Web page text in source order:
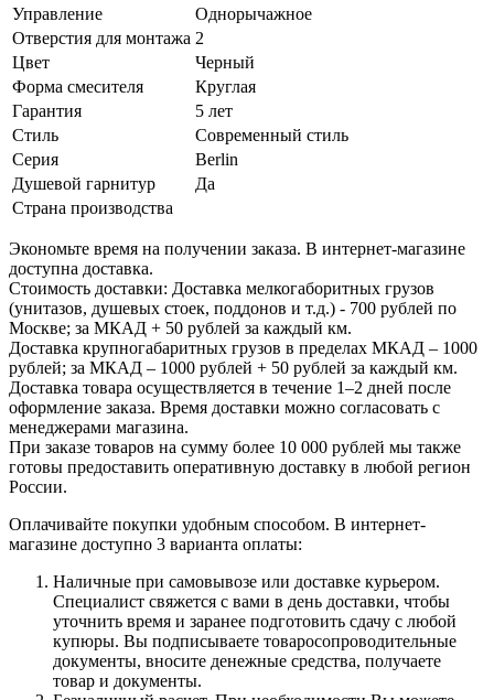
Управление
Однорычажное
Отверстия для монтажа 2
Цвет
Черный
Форма смесителя
Круглая
Гарантия
5 лет
Стиль
Современный стиль
Серия
Berlin
Душевой гарнитур
Да
Страна производства
Экономьте время на получении заказа. В интернет-магазине
доступна доставка.
Стоимость доставки: Доставка мелкогаборитных грузов
(унитазов, душевых стоек, поддонов и т.д.) - 700 рублей по
Москве; за МКАД + 50 рублей за каждый км.
Доставка крупногабаритных грузов в пределах МКАД – 1000
рублей; за МКАД – 1000 рублей + 50 рублей за каждый км.
Доставка товара осуществляется в течение 1–2 дней после
оформление заказа. Время доставки можно согласовать с
менеджерами магазина.
При заказе товаров на сумму более 10 000 рублей мы также
готовы предоставить оперативную доставку в любой регион
России.
Оплачивайте покупки удобным способом. В интернет-
магазине доступно 3 варианта оплаты:
Наличные при самовывозе или доставке курьером.
Специалист свяжется с вами в день доставки, чтобы
уточнить время и заранее подготовить сдачу с любой
купюры. Вы подписываете товаросопроводительные
документы, вносите денежные средства, получаете
товар и документы.